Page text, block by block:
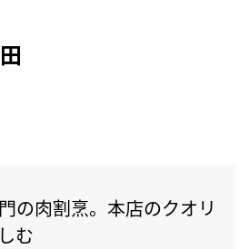
の肉割烹。本店のクオリ
む